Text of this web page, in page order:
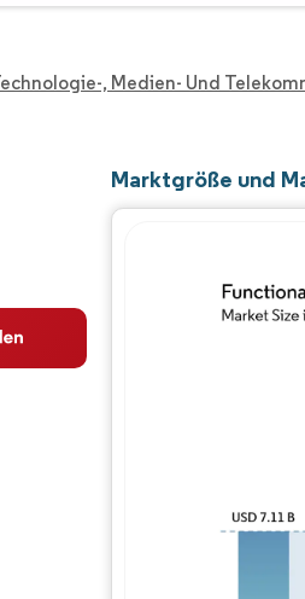
, Medien- Und
Marktgröße und